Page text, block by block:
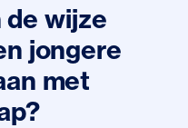
de wijze
jongere
met